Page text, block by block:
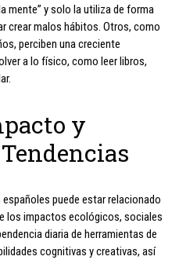
mente” y solo la utiliza de forma
crear malos hábitos. Otros, como
perciben una creciente
a lo físico, como leer libros,
y
puede estar relacionado
los impactos ecológicos, sociales
diaria de herramientas de
cognitivas y creativas, así